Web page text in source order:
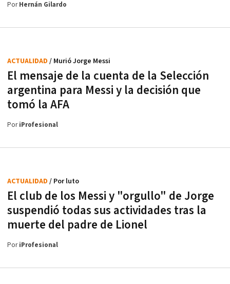
PorHernán Gilardo
El mensaje de la cuenta de la Selección
argentina para Messi y la decisión que
tomó la AFA
ACTUALIDAD / Murió Jorge Messi
PoriProfesional
El club de los Messi y "orgullo" de Jorge
suspendió todas sus actividades tras la
muerte del padre de Lionel
ACTUALIDAD / Por luto
PoriProfesional